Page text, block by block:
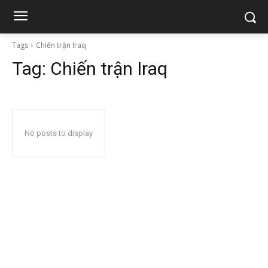
Tags Chiến trận Iraq
Tag: Chiến trận Iraq
No posts to display